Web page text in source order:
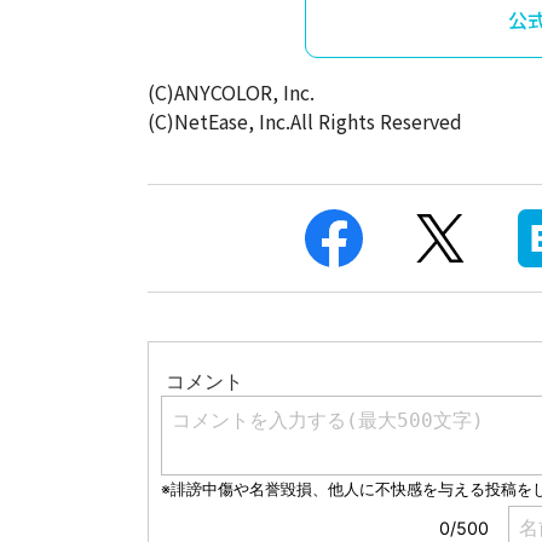
公
(C)ANYCOLOR, Inc.
(C)NetEase, Inc.All Rights Reserved